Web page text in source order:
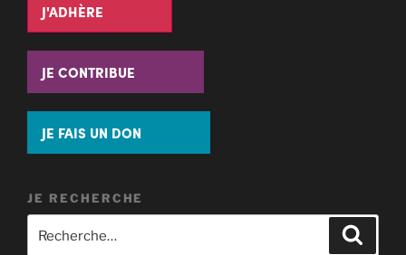
J'ADHÈRE
JE CONTRIBUE
JE FAIS UN DON
JE RECHERCHE